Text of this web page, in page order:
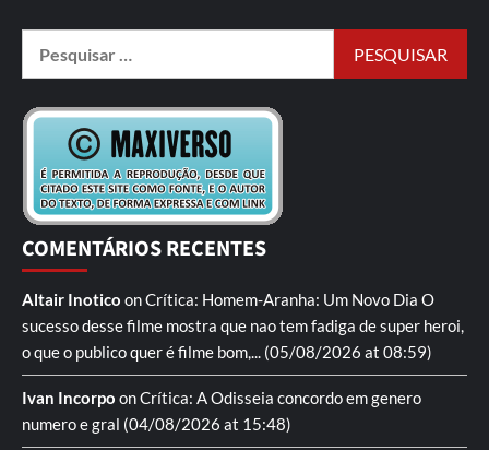
COMENTÁRIOS RECENTES
Altair Inotico onCrítica: Homem-Aranha: Um Novo Dia O
sucesso desse filme mostra que nao tem fadiga de super heroi,
o que o publico quer é filme bom,... (05/08/2026 at 08:59)
Ivan Incorpo onCrítica: A Odisseia concordo em genero
numero e gral (04/08/2026 at 15:48)